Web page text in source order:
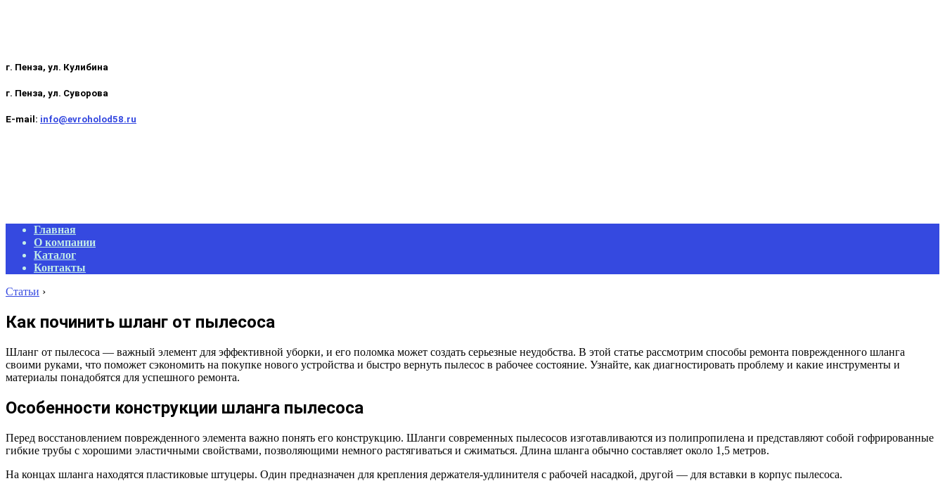
г. Пенза, ул. Кулибина
г. Пенза, ул. Суворова
E-mail: info@evroholod58.ru
Primary
Navigation
Menu
Главная
О компании
Каталог
Контакты
Статьи ›
Как починить шланг от пылесоса
Шланг от пылесоса — важный элемент для эффективной уборки, и его поломка может создать серьезные неудобства. В этой статье рассмотрим способы ремонта поврежденного шланга
своими руками, что поможет сэкономить на покупке нового устройства и быстро вернуть пылесос в рабочее состояние. Узнайте, как диагностировать проблему и какие инструменты и
материалы понадобятся для успешного ремонта.
Особенности конструкции шланга пылесоса
Перед восстановлением поврежденного элемента важно понять его конструкцию. Шланги современных пылесосов изготавливаются из полипропилена и представляют собой гофрированные
гибкие трубы с хорошими эластичными свойствами, позволяющими немного растягиваться и сжиматься. Длина шланга обычно составляет около 1,5 метров.
На концах шланга находятся пластиковые штуцеры. Один предназначен для крепления держателя-удлинителя с рабочей насадкой, другой — для вставки в корпус пылесоса.